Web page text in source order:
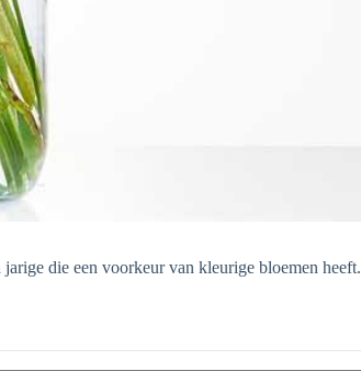
die een voorkeur van kleurige bloemen heeft.